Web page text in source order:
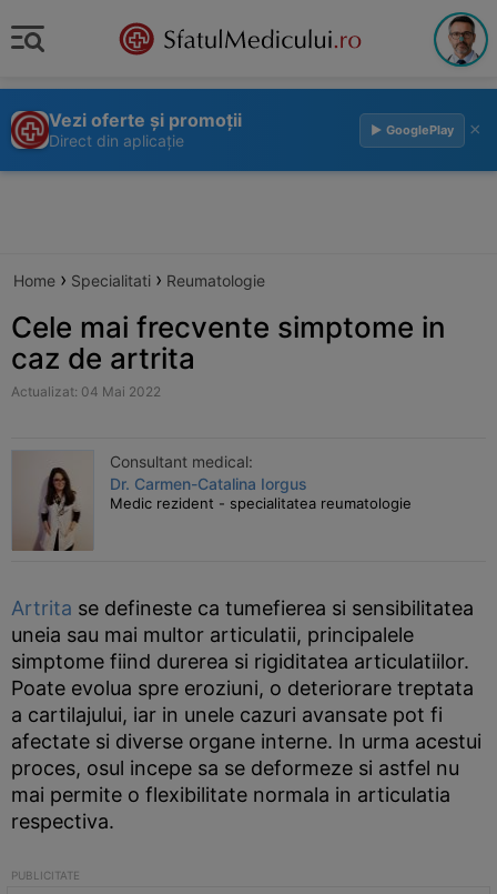
Vezi oferte și promoții
Direct din aplicație
▶ GooglePlay ×
Home › Specialitati › Reumatologie
Cele mai frecvente simptome in
caz de artrita
Actualizat: 04 Mai 2022
Consultant medical:
Dr. Carmen-Catalina Iorgus
Medic rezident - specialitatea reumatologie
Artrita se defineste ca tumefierea si sensibilitatea
uneia sau mai multor articulatii, principalele
simptome fiind durerea si rigiditatea articulatiilor.
Poate evolua spre eroziuni, o deteriorare treptata
a cartilajului, iar in unele cazuri avansate pot fi
afectate si diverse organe interne. In urma acestui
proces, osul incepe sa se deformeze si astfel nu
mai permite o flexibilitate normala in articulatia
respectiva.